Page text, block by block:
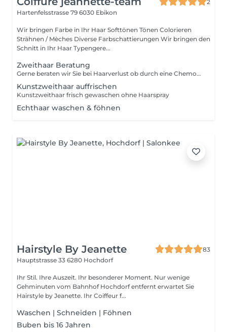
2
Hartenfelsstrasse 79 6030 Ebikon
Wir bringen Farbe in Ihr Haar Softtönen Tönen Colorieren
Strähnen / Mèches Diverse Farbschattierungen Wir bringen den
Schnitt in Ihr Haar Typengere...
Zweithaar Beratung
Gerne beraten wir Sie bei Haarverlust ob durch eine Chemotherapie, Krankheitsbedingt, oder andere Gründe. Wir beraten Sie Sehr gerne für eine optimale Lösung.
Kunstzweithaar auffrischen
Kunstzweithaar frisch gewaschen ohne Haarspray
Echthaar waschen & föhnen
Hairstyle By Jeanette
83
Hauptstrasse 33 6280 Hochdorf
Ihr Stil. Ihre Auszeit. Ihr besonderer Moment. Nur wenige
Gehminuten vom Bahnhof Hochdorf entfernt erwartet Sie
Hairstyle by Jeanette. Ihr Coiffeur f...
Waschen | Schneiden | Föhnen
Buben bis 16 Jahren